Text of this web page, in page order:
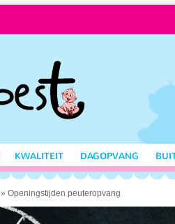
KWALITEIT DAGOPVANG
» Openingstijden peuteropvang